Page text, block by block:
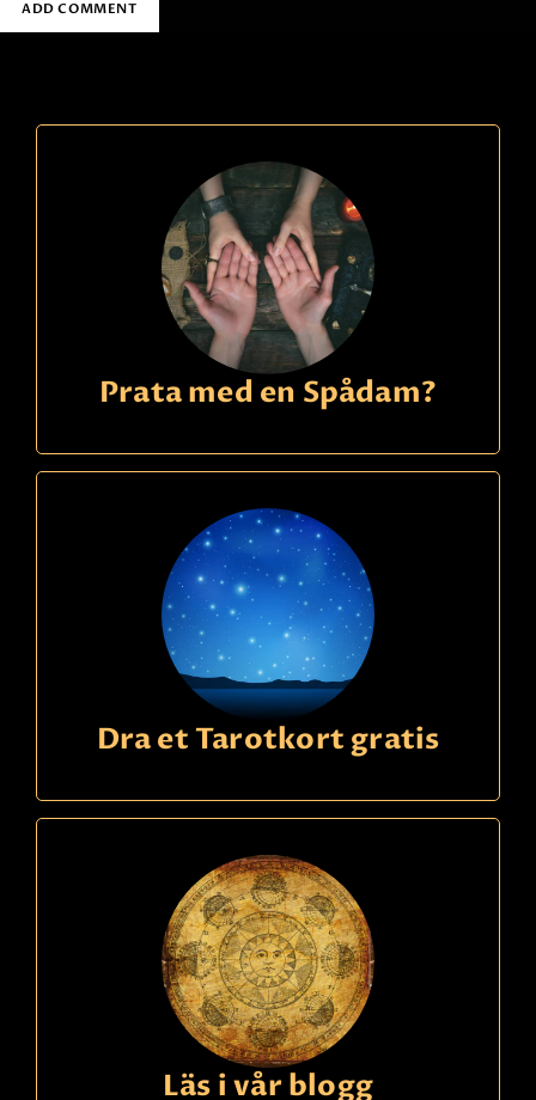
Prata med en Spådam?
Dra et Tarotkort gratis
Läs i vår blogg